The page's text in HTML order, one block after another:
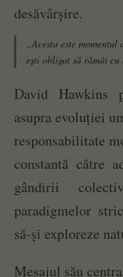
desăvârșire.
„Acesta este
eşti obligat să rămâi cu
David Hawkins
asupra evoluției
responsabilitate
constantă către
gândirii
paradigmelor
să-și exploreze
Mesajul său